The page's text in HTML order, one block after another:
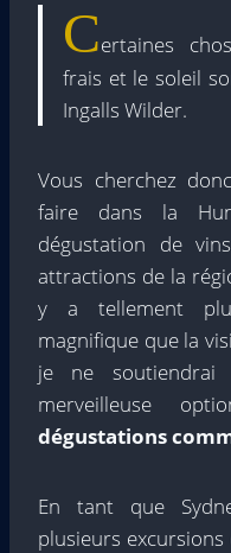
Certaines
frais et le soleil
Ingalls Wilder.
Vous cherchez
faire dans la
dégustation de
attractions de la
y a tellement
magnifique que la
je ne soutiendrai
merveilleuse
dégustations
En tant que
plusieurs